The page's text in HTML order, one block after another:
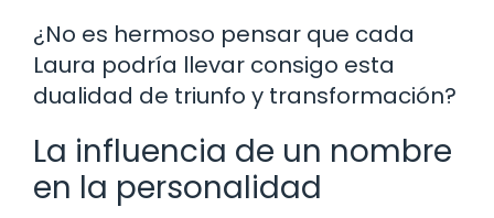
¿No es hermoso pensar que cada
Laura podría llevar consigo esta
dualidad de triunfo y transformación?
La influencia de un nombre
en la personalidad